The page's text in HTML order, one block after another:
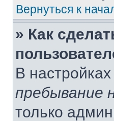
Вернуться к
» Как
В
пребывание
только